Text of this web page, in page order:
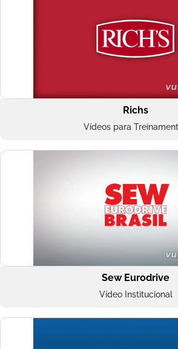
Richs
Vídeos para
Sew Eurodrive
Vídeo Institucional